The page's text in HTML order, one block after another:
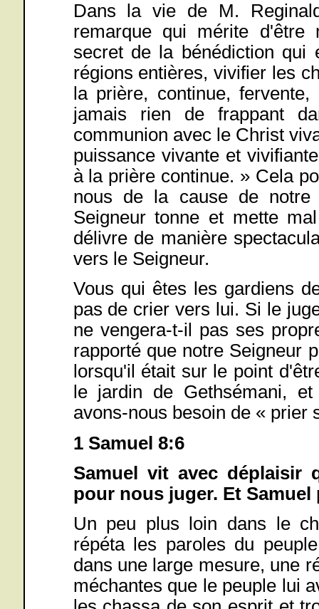
Dans la vie de M.
remarque qui mérite d'être
secret de la bénédiction qui
régions entières, vivifier les
la prière, continue,
jamais rien de frappant
communion avec le Christ
puissance vivante et
à la prière continue. » Cela
nous de la cause de notre
Seigneur tonne et mette
délivre de manière
vers le Seigneur.
Vous qui êtes les gardiens
pas de crier vers lui. Si le
ne vengera-t-il pas ses
rapporté que notre Seigneur
lorsqu'il était sur le point
le jardin de Gethsémani,
avons-nous besoin de « prier
1 Samuel 8:6
Samuel vit avec déplaisir
pour nous juger. Et Samuel
Un peu plus loin dans le
répéta les paroles du
dans une large mesure, une
méchantes que le peuple lui